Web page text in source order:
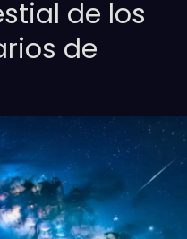
de los
de